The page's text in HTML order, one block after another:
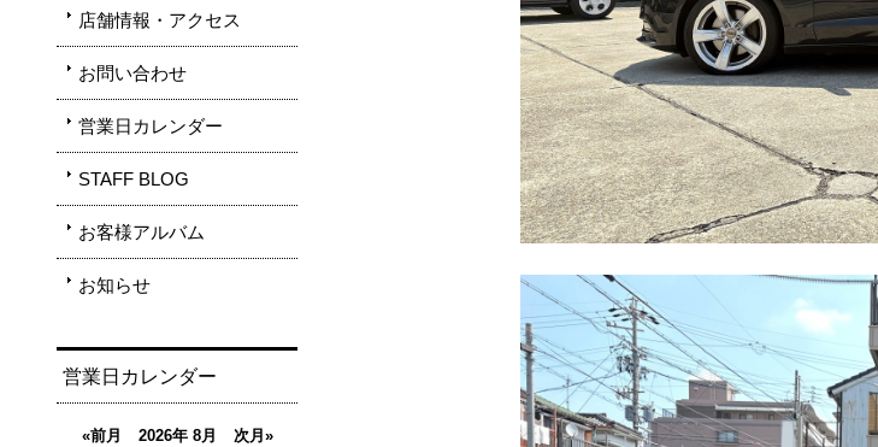
店舗情報・アクセス
お問い合わせ
営業日カレンダー
STAFF BLOG
お客様アルバム
お知らせ
営業日カレンダー
«前月 2026年 8月 次月»